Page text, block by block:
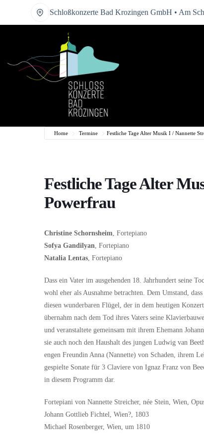
Schloßkonzerte Bad Krozingen GmbH • Am
Home Termine Festliche Tage Alter Musik I / Nannette
Festliche Tage Alter
Powerfrau
Christine Schornsheim, Fortepiano
Sofya Gandilyan, Fortepiano
Natalia Lentas, Fortepiano
Dass ein Vater im ausgehenden 18. Jahrhundert seine
wohl eher als Ausnahme betrachten. Dem Umstand,
diesen wunderbaren Flügel, der in dem heutigen
übernahm nach dem Tod ihres Vaters seine
und veranstaltete gemeinsam mit ihrem Ehemann
sie auch noch den Haushalt des jungen Ludwig van
engen Freundin Anna (Nannette) von Schaden, ihrem
gespielte Sonate für 3 Claviere von Ignaz Franz von
in diesem Programm dar.
Fortepiani von Nannette Streicher, née Stein, Wien,
Johann Gottlieb Fichtel, Wien?, 1803
Michael Rosenberger, Wien, um 1810